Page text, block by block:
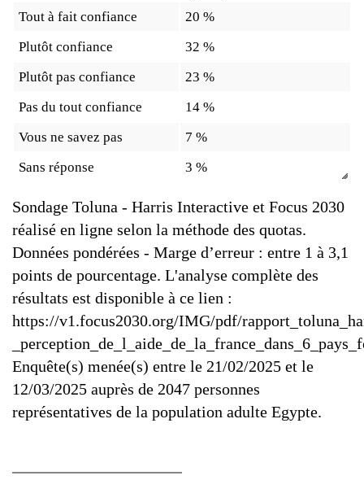
Tout à fait confiance
20 %
Plutôt confiance
32 %
Plutôt pas confiance
23 %
Pas du tout confiance
14 %
Vous ne savez pas
7 %
Sans réponse
3 %
Sondage Toluna - Harris Interactive et Focus 2030
réalisé en ligne selon la méthode des quotas.
Données pondérées - Marge d’erreur : entre 1 à 3,1
points de pourcentage. L'analyse complète des
résultats est disponible à ce lien :
https://v1.focus2030.org/IMG/pdf/
Enquête(s) menée(s) entre le 21/02/2025 et le
12/03/2025 auprès de 2047 personnes
représentatives de la population adulte Egypte.